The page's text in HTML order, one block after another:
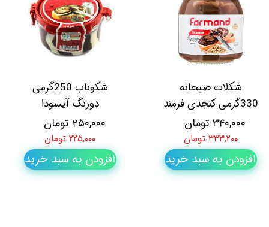
شکلات صبحانه
330گرمی کنجدی فرمند
۳۴۰,۰۰۰ تومان
۳۳۳,۲۰۰ تومان
افزودن به سبد خرید
شکوناب 250گرمی
دورنگ آیسودا
۲۵۰,۰۰۰ تومان
۲۲۵,۰۰۰ تومان
افزودن به سبد خرید